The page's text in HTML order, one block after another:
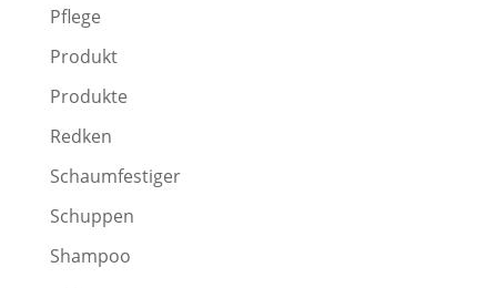
Pflege
Produkt
Produkte
Redken
Schaumfestiger
Schuppen
Shampoo